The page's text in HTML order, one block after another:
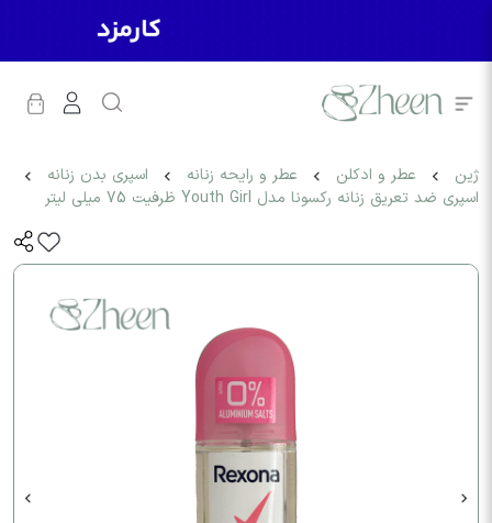
ژین عطر و ادکلن عطر و رایحه زنانه
اسپری بدن زنانه
اسپری ضد تعریق زنانه رکسونا مدل Youth Girl ظرفیت 75 میلی لیتر